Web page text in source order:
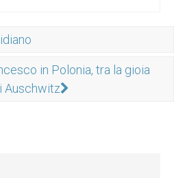
in Polonia, tra la gioia
Auschwitz